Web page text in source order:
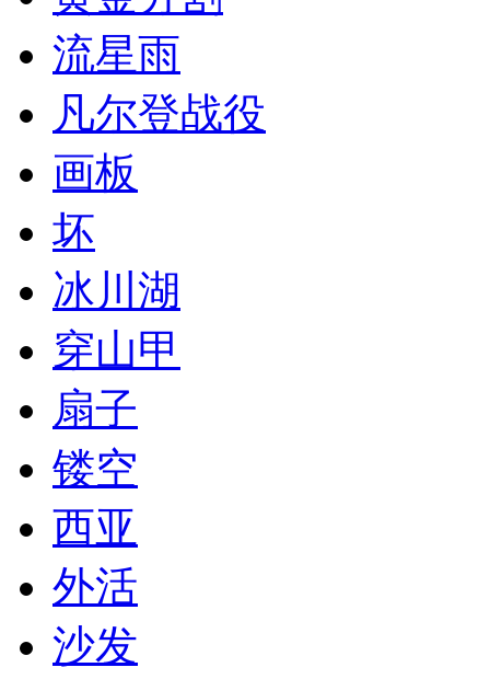
流星雨
凡尔登战役
画板
坏
冰川湖
穿山甲
扇子
镂空
西亚
外活
沙发